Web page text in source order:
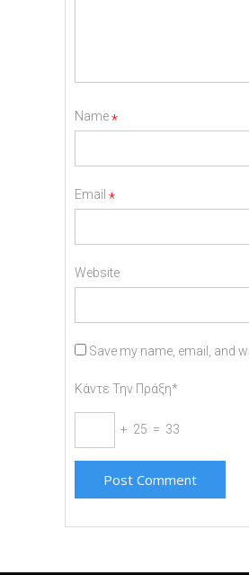
Name*
Email *
Website
Save my name, email, and
Κάντε Την Πράξη*
+ 25 = 33